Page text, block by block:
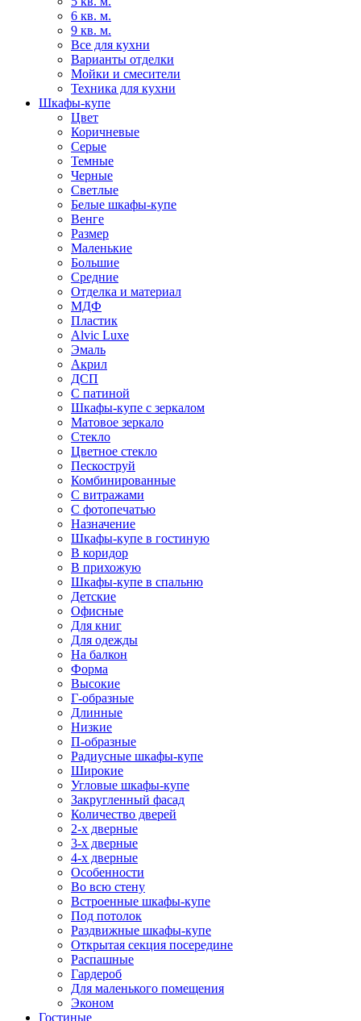
6 кв. м.
9 кв. м.
Все для кухни
Варианты отделки
Мойки и смесители
Техника для кухни
Шкафы-купе
Цвет
Коричневые
Серые
Темные
Черные
Светлые
Белые шкафы-купе
Венге
Размер
Маленькие
Большие
Средние
Отделка и материал
МДФ
Пластик
Alvic Luxe
Эмаль
Акрил
ДСП
С патиной
Шкафы-купе с зеркалом
Матовое зеркало
Стекло
Цветное стекло
Пескоструй
Комбинированные
С витражами
С фотопечатью
Назначение
Шкафы-купе в гостиную
В коридор
В прихожую
Шкафы-купе в спальню
Детские
Офисные
Для книг
Для одежды
На балкон
Форма
Высокие
Г-образные
Длинные
Низкие
П-образные
Радиусные шкафы-купе
Широкие
Угловые шкафы-купе
Закругленный фасад
Количество дверей
2-х дверные
3-х дверные
4-х дверные
Особенности
Во всю стену
Встроенные шкафы-купе
Под потолок
Раздвижные шкафы-купе
Открытая секция посередине
Распашные
Гардероб
Для маленького помещения
Эконом
Гостиные